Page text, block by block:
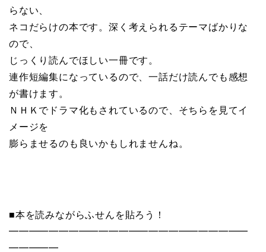
らない、
ネコだらけの本です。深く考えられるテーマばかりな
ので、
じっくり読んでほしい一冊です。
連作短編集になっているので、一話だけ読んでも感想
が書けます。
ＮＨＫでドラマ化もされているので、そちらを見てイ
メージを
膨らませるのも良いかもしれませんね。
■本を読みながらふせんを貼ろう！
━━━━━━━━━━━━━━━━━━━━━━━━
━━━━━